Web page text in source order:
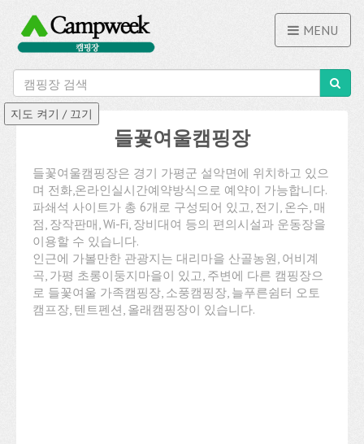
MENU
들꽃여울캠핑장
들꽃여울캠핑장은 경기 가평군 설악면에 위치하고 있으
며 전화,온라인실시간예약방식으로 예약이 가능합니다.
파쇄석 사이트가 총 6개로 구성되어 있고, 전기, 온수, 매
점, 장작판매, Wi-Fi, 장비대여 등의 편의시설과 운동장을
이용할 수 있습니다.
인근에 가볼만한 관광지는 대리마을 산골농원, 어비계
곡, 가평 초롱이둥지마을이 있고, 주변에 다른 캠핑장으
로 들꽃여울 가족캠핑장, 소풍캠핑장, 늘푸른쉼터 오토
캠프장, 텐트펜션, 올래캠핑장이 있습니다.